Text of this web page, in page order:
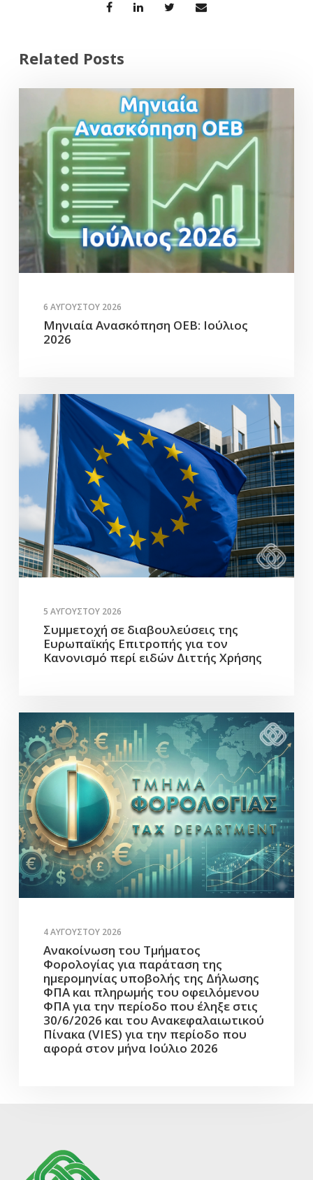
Related Posts
6 ΑΥΓΟΎΣΤΟΥ 2026
Μηνιαία Ανασκόπηση ΟΕΒ: Ιούλιος
2026
5 ΑΥΓΟΎΣΤΟΥ 2026
Συμμετοχή σε διαβουλεύσεις της
Ευρωπαϊκής Επιτροπής για τον
Κανονισμό περί ειδών Διττής Χρήσης
4 ΑΥΓΟΎΣΤΟΥ 2026
Ανακοίνωση του Τμήματος
Φορολογίας για παράταση της
ημερομηνίας υποβολής της Δήλωσης
ΦΠΑ και πληρωμής του οφειλόμενου
ΦΠΑ για την περίοδο που έληξε στις
30/6/2026 και του Ανακεφαλαιωτικού
Πίνακα (VIES) για την περίοδο που
αφορά στον μήνα Ιούλιο 2026